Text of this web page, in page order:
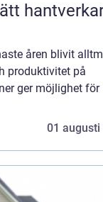
åren blivit
produktivitet på
ger möjlighet för
01 augusti